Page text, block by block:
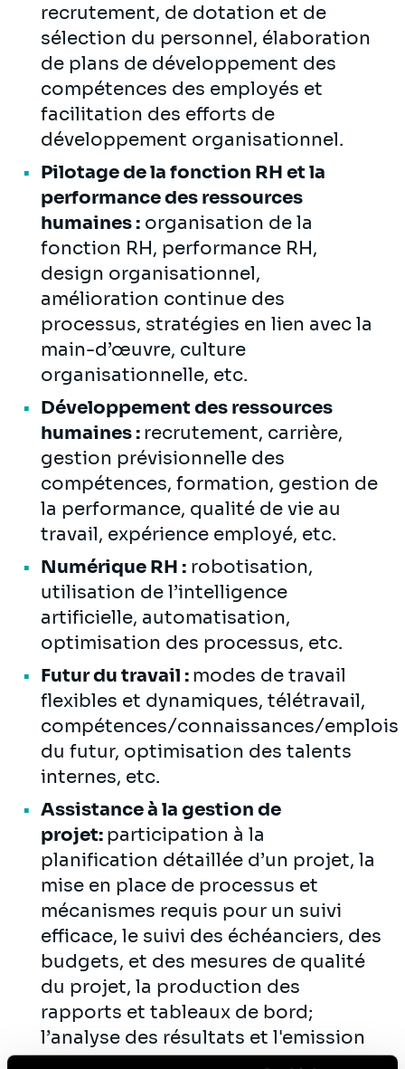
recrutement, de dotation et de
sélection du personnel, élaboration
de plans de développement des
compétences des employés et
facilitation des efforts de
développement organisationnel.
Pilotage de la fonction RH et la
performance des ressources
humaines : organisation de la
fonction RH, performance RH,
design organisationnel,
amélioration continue des
processus, stratégies en lien avec la
main-d’œuvre, culture
organisationnelle, etc.
Développement des ressources
humaines : recrutement, carrière,
gestion prévisionnelle des
compétences, formation, gestion de
la performance, qualité de vie au
travail, expérience employé, etc.
Numérique RH : robotisation,
utilisation de l’intelligence
artificielle, automatisation,
optimisation des processus, etc.
Futur du travail : modes de travail
flexibles et dynamiques, télétravail,
compétences/connaissances/emplois
du futur, optimisation des talents
internes, etc.
Assistance à la gestion de
projet: participation à la
planification détaillée d’un projet, la
mise en place de processus et
mécanismes requis pour un suivi
efficace, le suivi des échéanciers, des
budgets, et des mesures de qualité
du projet, la production des
rapports et tableaux de bord;
l’analyse des résultats et l'emission
de recommandations